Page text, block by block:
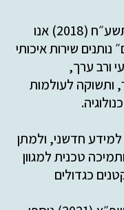
החל משנת תשע״ח (2018) אנו
נותנים שירות איכותי
ורב ערך,
ותשוקה לעולמות
למידע חדשני, ולמתן
טכנית למגוון
כגדולים